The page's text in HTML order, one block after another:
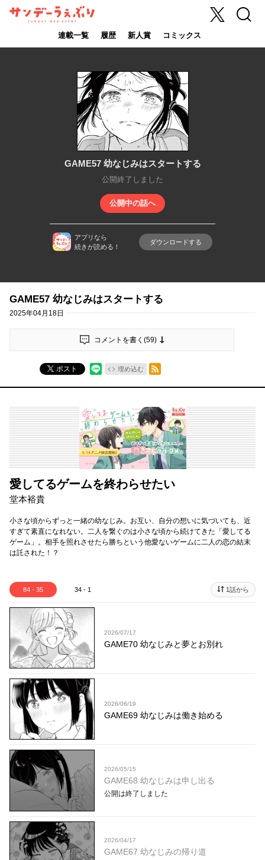
サンデーうぇ
連載一覧 履歴 新人賞 コミックス
X 検索
GAME57 幼なじみはスタートする
公開終了しました
公開中の話へ
アプリなら
続きが読める！
ダウンロードする
GAME57 幼なじみはスタートする
2025年04月18日
コメントを書く(59)
ポスト 埋め込む
RSSフィード
愛してるゲームを終わらせたい
堂本裕貴
小さな頃からずっと一緒の幼なじみ。お互い、自分の想いに気づいても、近
すぎて素直になれない。二人を繋ぐのは小さな頃から続けてきた「愛してる
ゲーム」。相手を照れさせたら勝ちという他愛ないゲームに二人の恋の結末
は託された！？
84 - 35 34 - 1 1話から
2026/07/17
GAME70 幼なじみと夢とお別れ
2026/06/19
GAME69 幼なじみは働き始める
2026/05/15
GAME68 幼なじみは申し出る
公開は終了しました
2026/04/17
GAME67 幼なじみの帰り道